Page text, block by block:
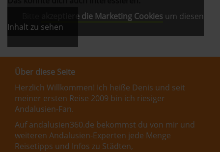
akzeptiere die Marketing Cookies um diesen
Inhalt zu sehen
Über diese Seite
Herzlich Willkommen! Ich heiße Denis und seit
meiner ersten Reise 2009 bin ich riesiger
Andalusien-Fan.
Auf andalusien360.de bekommst du von mir und
weiteren Andalusien-Experten jede Menge
Reisetipps und Infos zu Städten,